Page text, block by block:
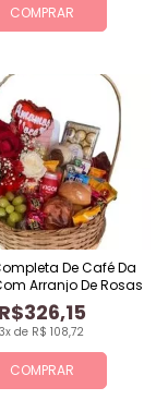
COMPRAR
COMPRAR
3x de R$ 108,72
R$326,15
De Café Da
Arranjo De Rosas